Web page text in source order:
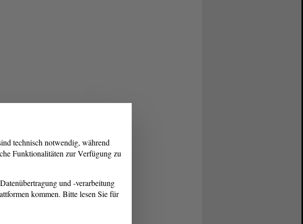
technisch notwendig, während
Funktionalitäten zur Verfügung zu
und -verarbeitung
kommen. Bitte lesen Sie für